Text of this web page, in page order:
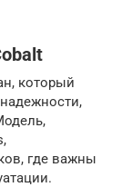
который
где важны